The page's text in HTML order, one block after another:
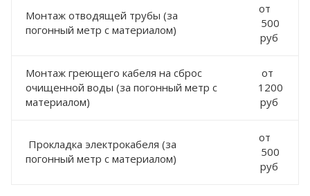
Монтаж отводящей трубы (за
погонный метр с материалом)
от
500
руб
Монтаж греющего кабеля на сброс
очищенной воды (за погонный метр с
материалом)
от
1200
руб
Прокладка электрокабеля (за
погонный метр с материалом)
от
500
руб